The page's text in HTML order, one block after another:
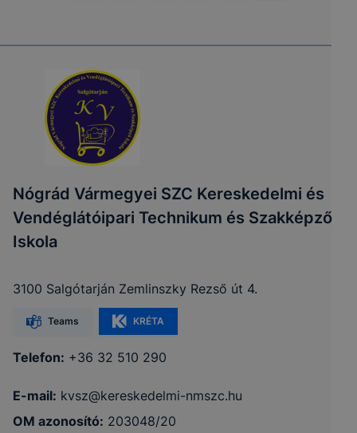
Nógrád Vármegyei SZC Kereskedelmi és
Vendéglátóipari Technikum és Szakképző
Iskola
3100 Salgótarján Zemlinszky Rezső út 4.
Teams KRÉTA
Telefon: +36 32 510 290
E-mail: kvsz@kereskedelmi-nmszc.hu
OM azonosító: 203048/20